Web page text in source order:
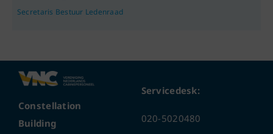
Secretaris Bestuur Ledenraad
Constellation
Building
Servicedesk:
020-5020480